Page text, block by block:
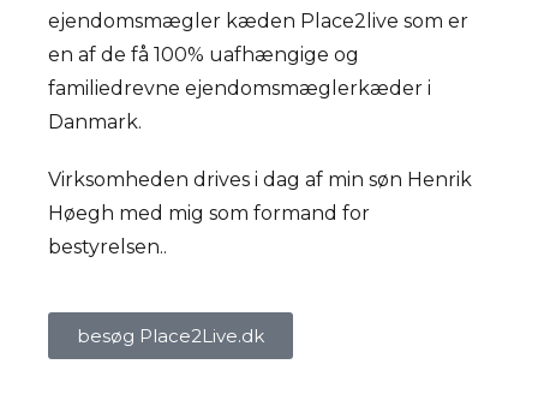
ejendomsmægler kæden Place2live som er
en af de få 100% uafhængige og
familiedrevne ejendomsmæglerkæder i
Danmark.
Virksomheden drives i dag af min søn Henrik
Høegh med mig som formand for
bestyrelsen..
besøg Place2Live.dk